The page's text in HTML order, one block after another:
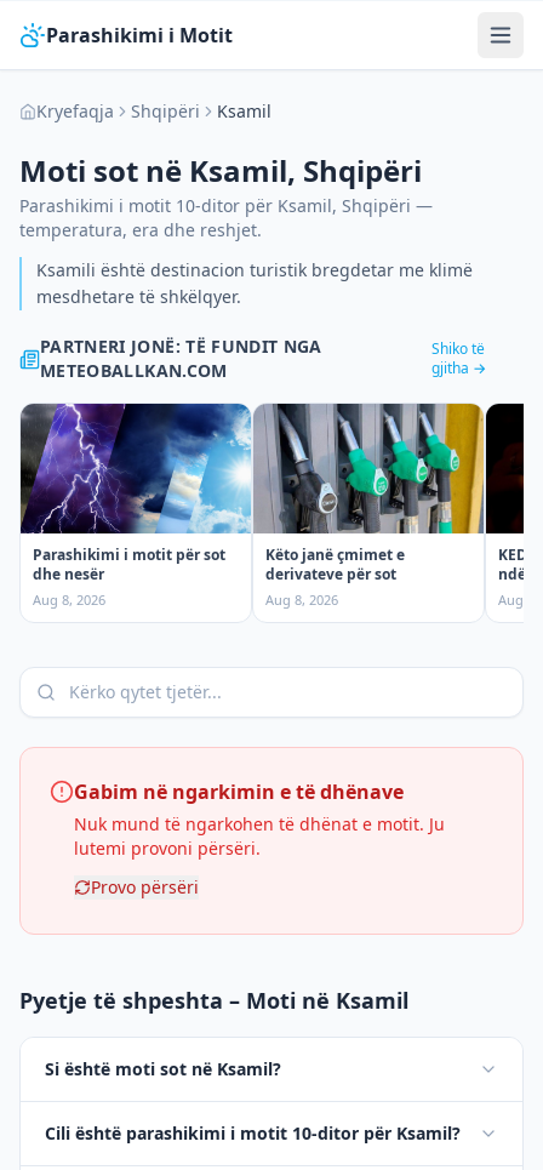
Parashikimi i Motit
Kryefaqja Shqipëri Ksamil
Moti sot në Ksamil, Shqipëri
Parashikimi i motit 10-ditor për Ksamil, Shqipëri —
temperatura, era dhe reshjet.
Ksamili është destinacion turistik bregdetar me klimë
mesdhetare të shkëlqyer.
PARTNERI JONË: TË FUNDIT NGA
METEOBALLKAN.COM
Shiko të
gjitha →
Parashikimi i motit për sot
dhe nesër
Aug 8, 2026
Këto janë çmimet e
derivateve për sot
Aug 8, 2026 Aug 7,
Gabim në ngarkimin e të dhënave
Nuk mund të ngarkohen të dhënat e motit. Ju
lutemi provoni përsëri.
Provo përsëri
Pyetje të shpeshta – Moti në Ksamil
Si është moti sot në Ksamil?
Cili është parashikimi i motit 10-ditor për Ksamil?